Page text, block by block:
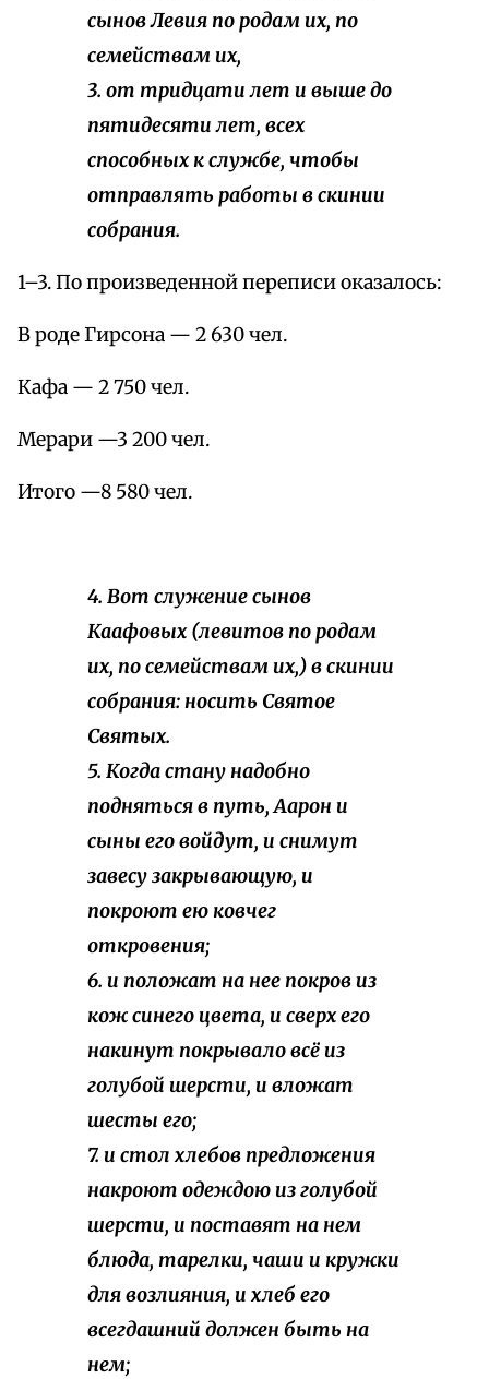
сынов Левия по родам их, по
семействам их,
3. от тридцати лет и выше до
пятидесяти лет, всех
способных к службе, чтобы
отправлять работы в скинии
собрания.
1–3. По произведенной переписи оказалось:
В роде Гирсона — 2 630 чел.
Кафа — 2 750 чел.
Мерари —3 200 чел.
Итого —8 580 чел.
4. Вот служение сынов
Каафовых (левитов по родам
их, по семействам их,) в скинии
собрания: носить Святое
Святых.
5. Когда стану надобно
подняться в путь, Аарон и
сыны его войдут, и снимут
завесу закрывающую, и
покроют ею ковчег
откровения;
6. и положат на нее покров из
кож синего цвета, и сверх его
накинут покрывало всё из
голубой шерсти, и вложат
шесты его;
7. и стол хлебов предложения
накроют одеждою из голубой
шерсти, и поставят на нем
блюда, тарелки, чаши и кружки
для возлияния, и хлеб его
всегдашний должен быть на
нем;